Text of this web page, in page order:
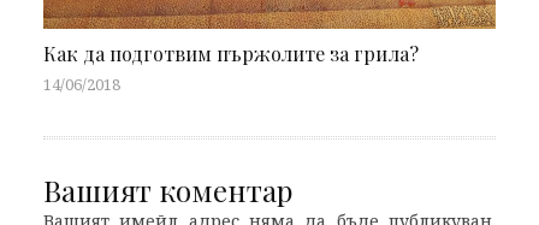
Как да подготвим пържолите за грила?
14/06/2018
Вашият коментар